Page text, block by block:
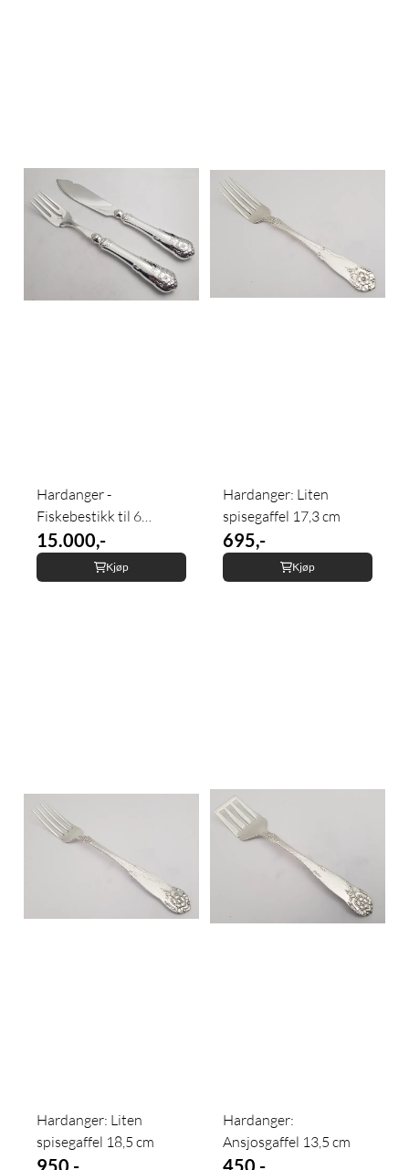
Hardanger -
Fiskebestikk til 6
personer
15.000,-
Kjøp
Hardanger: Liten
spisegaffel 17,3 cm
695,-
Kjøp
Hardanger: Liten
spisegaffel 18,5 cm
Hardanger:
Ansjosgaffel 13,5 cm